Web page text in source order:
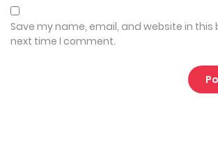
Save my name, email, and website in this
next time I comment.